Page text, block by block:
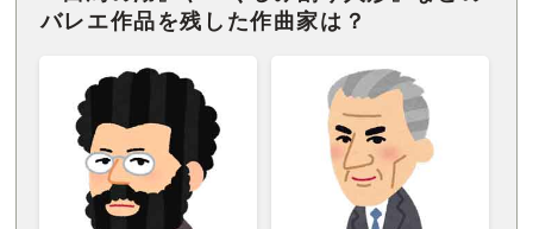
バレエ作品を残した作曲家は？